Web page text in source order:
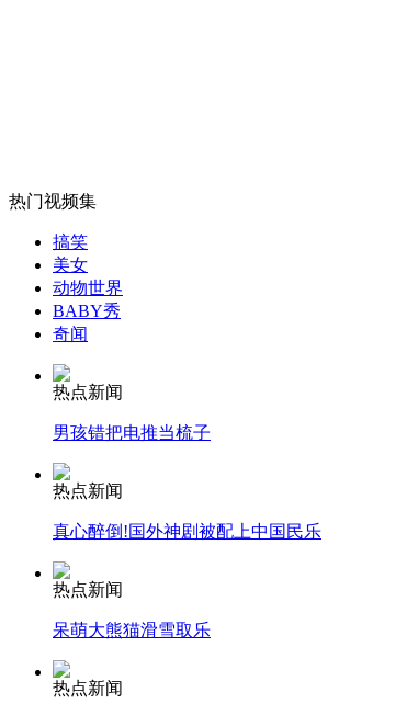
无痛分娩是否安全 医生回应
外交部：反对强权政治霸凌主义
外交部：有关国家言论片面不公正
走！跟着总书记去植树
热门视频集
搞笑
美女
动物世界
BABY秀
奇闻
热点新闻
男孩错把电推当梳子
热点新闻
真心醉倒!国外神剧被配上中国民乐
热点新闻
呆萌大熊猫滑雪取乐
热点新闻